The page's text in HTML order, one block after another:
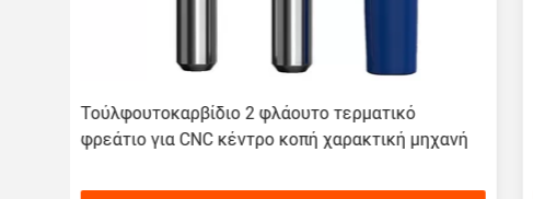
Τούλφουτοκαρβίδιο 2 φλάουτο τερματικό
φρεάτιο για CNC κέντρο κοπή χαρακτική μηχανή